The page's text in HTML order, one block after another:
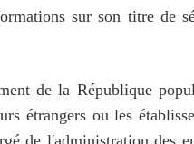
sur son titre de
de la République
étrangers ou les
de l'administration des